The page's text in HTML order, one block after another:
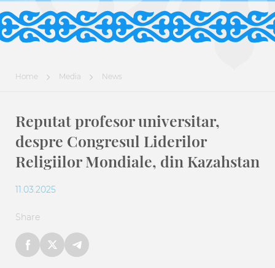
Home Media News
Reputat profesor universitar,
despre Congresul Liderilor
Religiilor Mondiale, din Kazahstan
11.03.2025
Share